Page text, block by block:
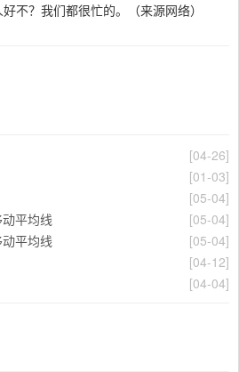
不？我们都很忙的。（来源网络）
[04-26]
[01-03]
[05-04]
[05-04]
平均线
[05-04]
平均线
[04-12]
[04-04]